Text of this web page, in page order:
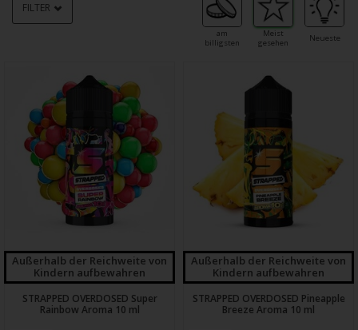
am
billigsten
Meist
gesehen
Neueste
FILTER
Außerhalb der Reichweite von
Kindern aufbewahren
STRAPPED OVERDOSED Super
Rainbow Aroma 10 ml
Außerhalb der Reichweite von
Kindern aufbewahren
STRAPPED OVERDOSED Pineapple
Breeze Aroma 10 ml